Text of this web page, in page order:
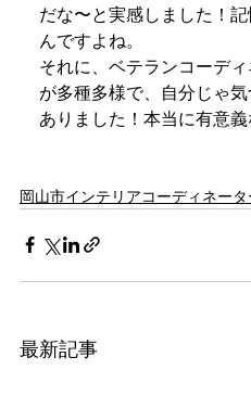
だな〜と実感しました！
んですよね。
それに、ベテランコーデ
が多種多様で、自分じゃ
ありました！本当に有意義
岡山市インテリアコーディネータ
最新記事